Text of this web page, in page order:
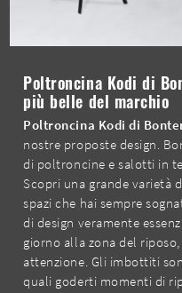
Poltroncina Kodi di
più belle del marchio
Poltroncina Kodi di
nostre proposte design.
di poltroncine e salotti in
Scopri una grande varietà
spazi che hai sempre
di design veramente
giorno alla zona del
attenzione. Gli imbottiti
quali goderti momenti di